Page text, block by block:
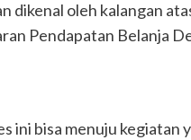
dikenal oleh kalangan
Pendapatan Belanja
ini bisa menuju kegiatan